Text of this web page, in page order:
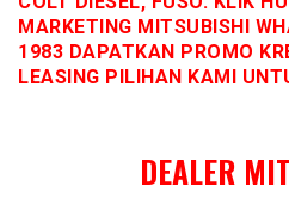
MARKETING MITSUBISHI
1983 DAPATKAN PROMO
LEASING PILIHAN KAMI
DEALER